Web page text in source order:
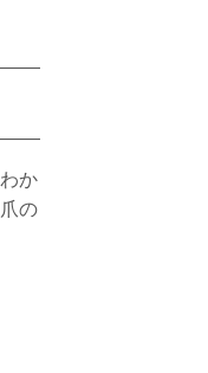
か
の